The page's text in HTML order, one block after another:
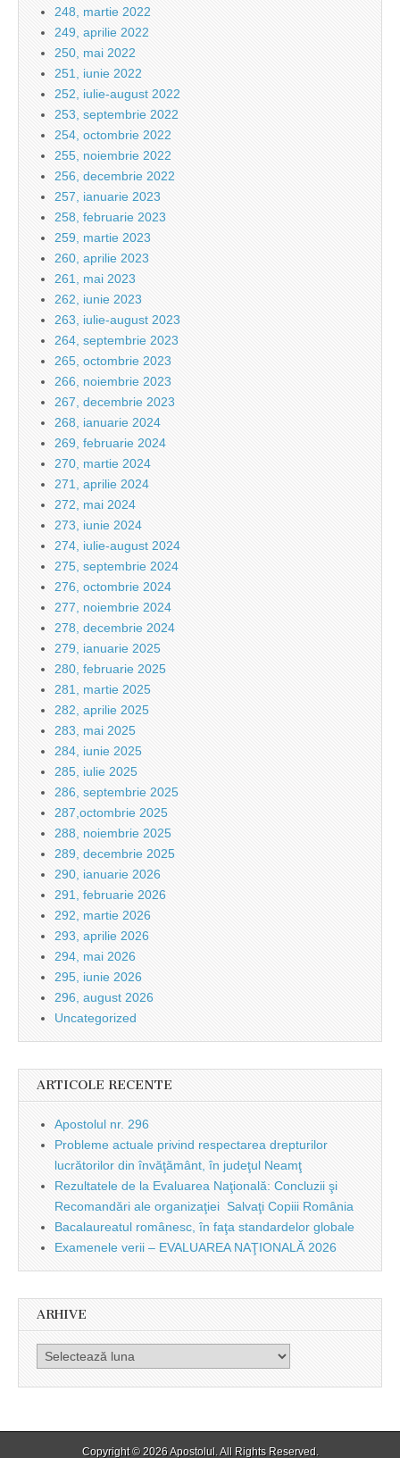
248, martie 2022
249, aprilie 2022
250, mai 2022
251, iunie 2022
252, iulie-august 2022
253, septembrie 2022
254, octombrie 2022
255, noiembrie 2022
256, decembrie 2022
257, ianuarie 2023
258, februarie 2023
259, martie 2023
260, aprilie 2023
261, mai 2023
262, iunie 2023
263, iulie-august 2023
264, septembrie 2023
265, octombrie 2023
266, noiembrie 2023
267, decembrie 2023
268, ianuarie 2024
269, februarie 2024
270, martie 2024
271, aprilie 2024
272, mai 2024
273, iunie 2024
274, iulie-august 2024
275, septembrie 2024
276, octombrie 2024
277, noiembrie 2024
278, decembrie 2024
279, ianuarie 2025
280, februarie 2025
281, martie 2025
282, aprilie 2025
283, mai 2025
284, iunie 2025
285, iulie 2025
286, septembrie 2025
287,octombrie 2025
288, noiembrie 2025
289, decembrie 2025
290, ianuarie 2026
291, februarie 2026
292, martie 2026
293, aprilie 2026
294, mai 2026
295, iunie 2026
296, august 2026
Uncategorized
ARTICOLE RECENTE
Apostolul nr. 296
Probleme actuale privind respectarea drepturilor
lucrătorilor din învăţământ, în judeţul Neamţ
Rezultatele de la Evaluarea Naţională: Concluzii şi
Recomandări ale organizaţiei Salvaţi Copiii România
Bacalaureatul românesc, în faţa standardelor globale
Examenele verii – EVALUAREA NAŢIONALĂ 2026
ARHIVE
Arhive
Copyright © 2026Apostolul. All Rights Reserved.